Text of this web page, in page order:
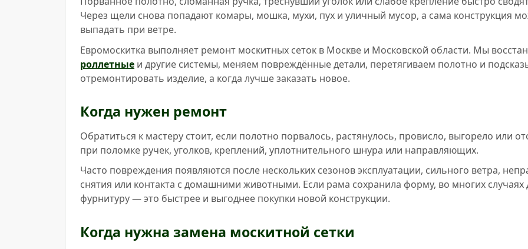
Через щели снова попадают комары, мошка, мухи, пух и уличный мусор, а сама конструкция
выпадать при ветре.
Евромоскитка выполняет ремонт москитных сеток в Москве и Московской области. Мы
роллетные и другие системы, меняем повреждённые детали, перетягиваем полотно и
отремонтировать изделие, а когда лучше заказать новое.
Когда нужен ремонт
Обратиться к мастеру стоит, если полотно порвалось, растянулось, провисло, выгорело или
при поломке ручек, уголков, креплений, уплотнительного шнура или направляющих.
Часто повреждения появляются после нескольких сезонов эксплуатации, сильного ветра,
снятия или контакта с домашними животными. Если рама сохранила форму, во многих
фурнитуру — это быстрее и выгоднее покупки новой конструкции.
Когда нужна замена москитной сетки